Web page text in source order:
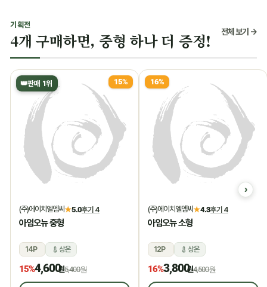
기획전
4개 구매하면, 중형 하나 더 증정! 전체 보기 →
👑판매 1위 15%
(주)에이치엘엠씨★5.0후기 4
아임오뉴 중형
14P 상온
15%4,600원5,400원
16%
(주)에이치엘엠씨★4.3후기 4
아임오뉴 소형
12P 상온
16%3,800원4,500원